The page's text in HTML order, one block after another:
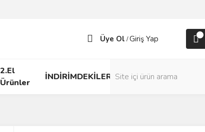
Üye Ol /Giriş Yap
2.El
Ürünler
İNDİRİMDEKİLER